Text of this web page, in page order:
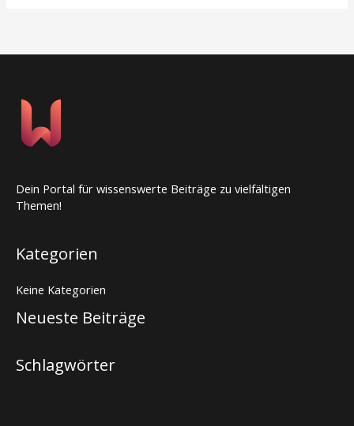
Dein Portal für wissenswerte Beiträge zu vielfältigen
Themen!
Kategorien
Keine Kategorien
Neueste Beiträge
Schlagwörter